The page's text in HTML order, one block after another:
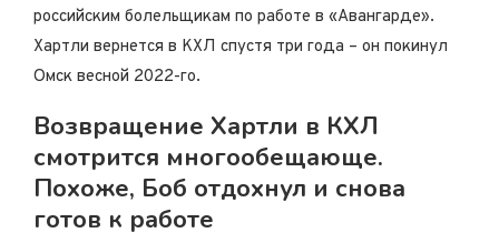
российским болельщикам по работе в «Авангарде».
Хартли вернется в КХЛ спустя три года – он покинул
Омск весной 2022-го.
Возвращение Хартли в КХЛ
смотрится многообещающе.
Похоже, Боб отдохнул и снова
готов к работе